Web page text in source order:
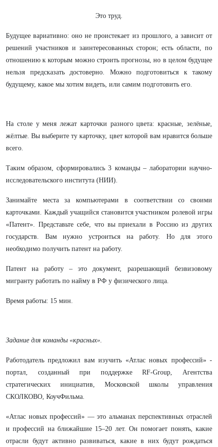
Это труд.
Будущее вариативно: оно не проистекает из прошлого, а зависит от
решений участников и заинтересованных сторон; есть области, по
отношению к которым можно строить прогнозы, но в целом будущее
нельзя предсказать достоверно. Можно подготовиться к такому
будущему, какое мы хотим видеть, или самим подготовить его.
На столе у меня лежат карточки разного цвета: красные, зелёные,
жёлтые. Вы выберите ту карточку, цвет которой вам нравится больше
всего.
Таким образом, сформировались 3 команды – лаборатории научно-
исследовательского института (НИИ).
Занимайте места за компьютерами в соответствии со своими
карточками. Каждый учащийся становится участником ролевой игры
«Патент». Представьте себе, что вы приехали в Россию из других
государств. Вам нужно устроиться на работу. Но для этого
необходимо получить патент на работу.
Патент на работу – это документ, разрешающий безвизовому
мигранту работать по найму в РФ у физического лица.
Время работы: 15 мин.
Задание для команды «красных».
Работодатель предложил вам изучить «Атлас новых профессий» -
портал, созданный при поддержке RF-Group, Агентства
стратегических инициатив, Московской школы управления
СКОЛКОВО, КоучФильма.
«Атлас новых профессий» — это альманах перспективных отраслей
и профессий на ближайшие 15–20 лет. Он помогает понять, какие
отрасли будут активно развиваться, какие в них будут рождаться